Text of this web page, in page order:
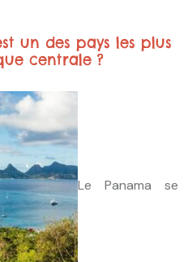
un des pays les plus
centrale ?
Le Panama se